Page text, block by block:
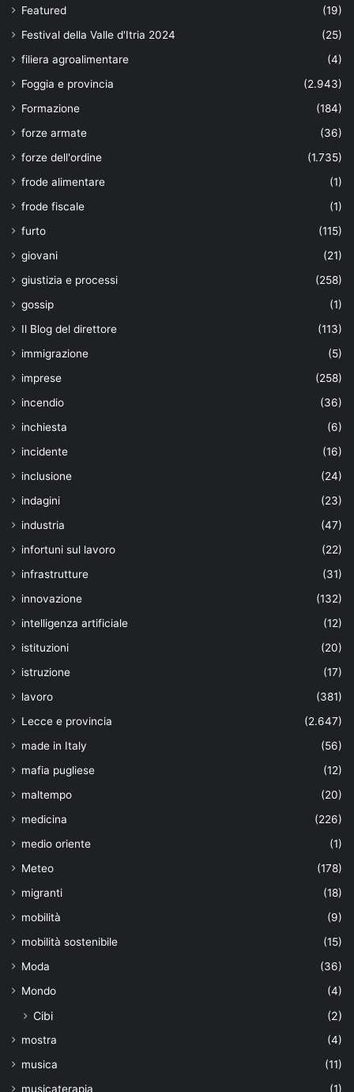
Featured
(19)
Festival della Valle d'Itria 2024
(25)
filiera agroalimentare
(4)
Foggia e provincia
(2.943)
Formazione
(184)
forze armate
(36)
forze dell'ordine
(1.735)
frode alimentare
(1)
frode fiscale
(1)
furto
(115)
giovani
(21)
giustizia e processi
(258)
gossip
(1)
Il Blog del direttore
(113)
immigrazione
(5)
imprese
(258)
incendio
(36)
inchiesta
(6)
incidente
(16)
inclusione
(24)
indagini
(23)
industria
(47)
infortuni sul lavoro
(22)
infrastrutture
(31)
innovazione
(132)
intelligenza artificiale
(12)
istituzioni
(20)
istruzione
(17)
lavoro
(381)
Lecce e provincia
(2.647)
made in Italy
(56)
mafia pugliese
(12)
maltempo
(20)
medicina
(226)
medio oriente
(1)
Meteo
(178)
migranti
(18)
mobilità
(9)
mobilità sostenibile
(15)
Moda
(36)
Mondo
(4)
Cibi (2)
mostra
(4)
musica
(11)
musicaterapia
(1)